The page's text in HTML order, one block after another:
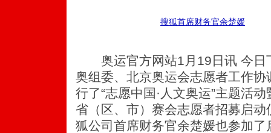
搜狐首席财务官余楚媛
奥运官方网站1月19日讯 今日
奥组委、北京奥运会志愿者工作
行了“志愿中国·人文奥运”主题活
省（区、市）赛会志愿者招募启
狐公司首席财务官余楚媛也参加